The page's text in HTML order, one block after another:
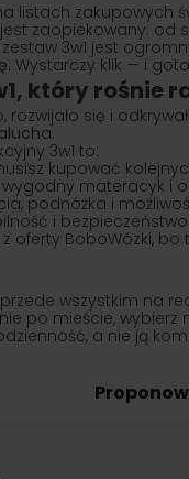
listach zakupowych
zaopiekowany:
3w1 jest
. Wystarczy klik — i
który rośnie
się i
a.
3w1 to:
kupować
materacyk i
podnóżka i
i
oferty BoboWózki,
wszystkim na
po mieście,
a nie ją